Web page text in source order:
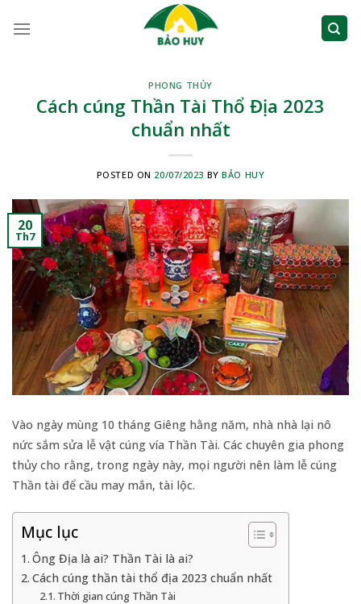
PHONG THỦY
Cách cúng Thần Tài Thổ Địa 2023
chuẩn nhất
POSTED ON 20/07/2023 BYBẢO HUY
20
Th7
Vào ngày mùng 10 tháng Giêng hằng năm, nhà nhà lại nô
nức sắm sửa lễ vật cúng vía Thần Tài. Các chuyên gia phong
thủy cho rằng, trong ngày này, mọi người nên làm lễ cúng
Thần tài để cầu may mắn, tài lộc.
Mục lục
Ông Địa là ai? Thần Tài là ai?
Cách cúng thần tài thổ địa 2023 chuẩn nhất
Thời gian cúng Thần Tài